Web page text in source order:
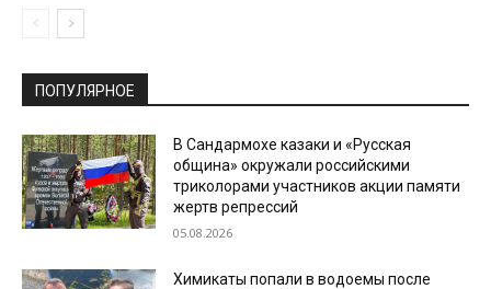
ПОПУЛЯРНОЕ
В Сандармохе казаки и «Русская
община» окружали российскими
триколорами участников акции памяти
жертв репрессий
05.08.2026
Химикаты попали в водоемы после